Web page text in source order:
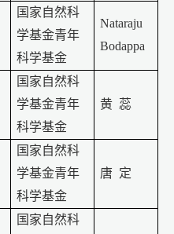
国家自然科
学基金青年
科学基金
Nataraju
Bodappa
国家自然科
学基金青年
科学基金
黄 蕊
国家自然科
学基金青年
科学基金
唐 定
国家自然科